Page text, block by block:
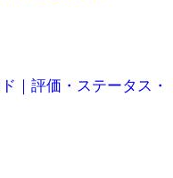
｜評価・ステータス・